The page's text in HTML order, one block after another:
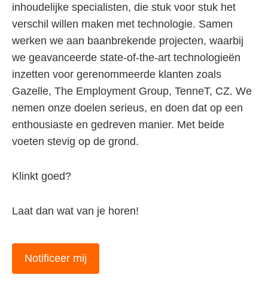
inhoudelijke specialisten, die stuk voor stuk het
verschil willen maken met technologie. Samen
werken we aan baanbrekende projecten, waarbij
we geavanceerde state-of-the-art technologieën
inzetten voor gerenommeerde klanten zoals
Gazelle, The Employment Group, TenneT, CZ. We
nemen onze doelen serieus, en doen dat op een
enthousiaste en gedreven manier. Met beide
voeten stevig op de grond.
Klinkt goed?
Laat dan wat van je horen!
Notificeer mij